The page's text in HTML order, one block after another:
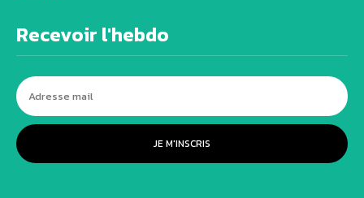
Recevoir l'hebdo
JE M'INSCRIS